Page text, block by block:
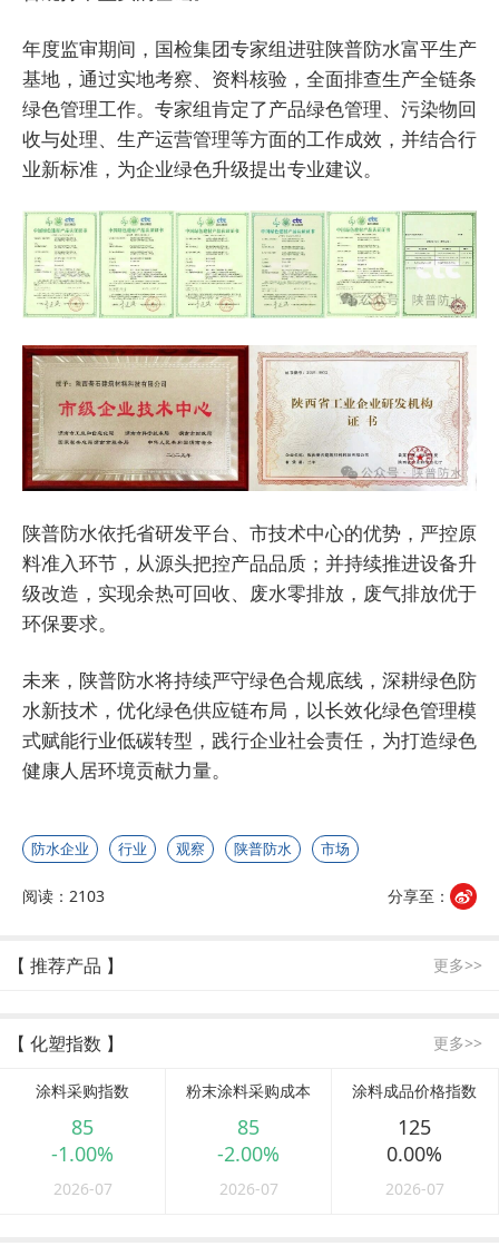
年度监审期间，国检集团专家组进驻陕普防水富平生产
基地，通过实地考察、资料核验，全面排查生产全链条
绿色管理工作。专家组肯定了产品绿色管理、污染物回
收与处理、生产运营管理等方面的工作成效，并结合行
业新标准，为企业绿色升级提出专业建议。
陕普防水依托省研发平台、市技术中心的优势，严控原
料准入环节，从源头把控产品品质；并持续推进设备升
级改造，实现余热可回收、废水零排放，废气排放优于
环保要求。
未来，陕普防水将持续严守绿色合规底线，深耕绿色防
水新技术，优化绿色供应链布局，以长效化绿色管理模
式赋能行业低碳转型，践行企业社会责任，为打造绿色
健康人居环境贡献力量。
防水企业 行业 观察 陕普防水 市场
阅读：2103 分享至：
【 推荐产品 】 更多>>
【 化塑指数 】 更多>>
涂料采购指数
85
-1.00%
2026-07
粉末涂料采购成本
85
-2.00%
2026-07
涂料成品价格指数
125
0.00%
2026-07